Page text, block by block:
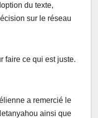
du texte,
sur le réseau
faire ce qui est juste.
a remercié le
ainsi que